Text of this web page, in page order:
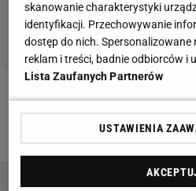
Zobacz wideoTak wyglądał
Fernando Santosa
skanowanie charakterystyki
identyfikacji. Przechowywanie
dostęp do nich. Spersonalizowane
reklam i treści, badnie odbiorców i
Lista Zaufanych Partnerów
USTAWIENIA